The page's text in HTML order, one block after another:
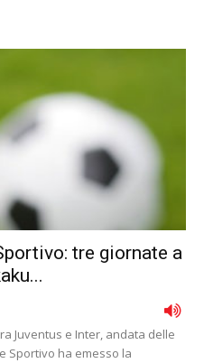
tre giornate a
Juventus e Inter, andata delle
Sportivo ha emesso la